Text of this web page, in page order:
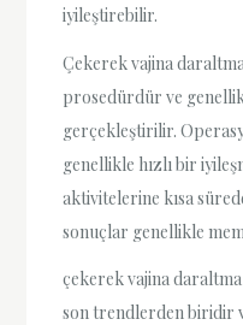
iyileştirebilir.
Çekerek vajina
prosedürdür ve
gerçekleştirilir.
genellikle hızlı bir
aktivitelerine kısa
sonuçlar genellikle
çekerek vajina
son trendlerden biridir